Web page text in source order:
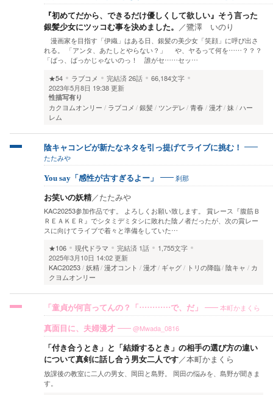
『初めてだから、できるだけ優しくして欲しい』そう言った
銀髪少女にツッコむ事を決めました。 ／鷺澤 いのり
漫画家を目指す「伊織」はある日、銀髪の美少女「笑顔」に呼び出さ
れる。 「アンタ、あたしとやらない？」 や、ヤるって何を……？？？
「ばっ、ばっかじゃないのっ！ 誰がセ……セッ…
★54
ラブコメ 完結済26話
66,184文字
2023年5月8日 19:38 更新
性描写有り
カクヨムオンリー ラブコメ 銀髪 ツンデレ 青春 漫才 妹
ハー
レム
陰キャコンビが新たなネタを引っ提げてライブに挑む！
たたみや
You say「感性が古すぎるよー」 刹那
お笑いの妖精／たたみや
KAC20253参加作品です。 よろしくお願い致します。 賞レース『腹筋Ｂ
ＲＥＡＫＥＲ』でシタミデミタシに敗れた陰ノ者だったが、次の賞レー
スに向けてライブで着々と準備をしていた…
★106
現代ドラマ 完結済 1話
1,755文字
2025年3月10日 14:02 更新
KAC20253 妖精 漫才コント 漫才 ギャグ トリの降臨 陰キャ
カ
クヨムオンリー
「童貞が何言ってんの？「…………で、だ」 本町かまくら
真面目に、夫婦漫才 @Mwada_0816
「付き合うとき」と「結婚するとき」の相手の選び方の違い
について真剣に話し合う男女二人です／本町かまくら
放課後の教室に二人の男女、岡田と島野。 岡田の悩みを、島野が聞きま
す。